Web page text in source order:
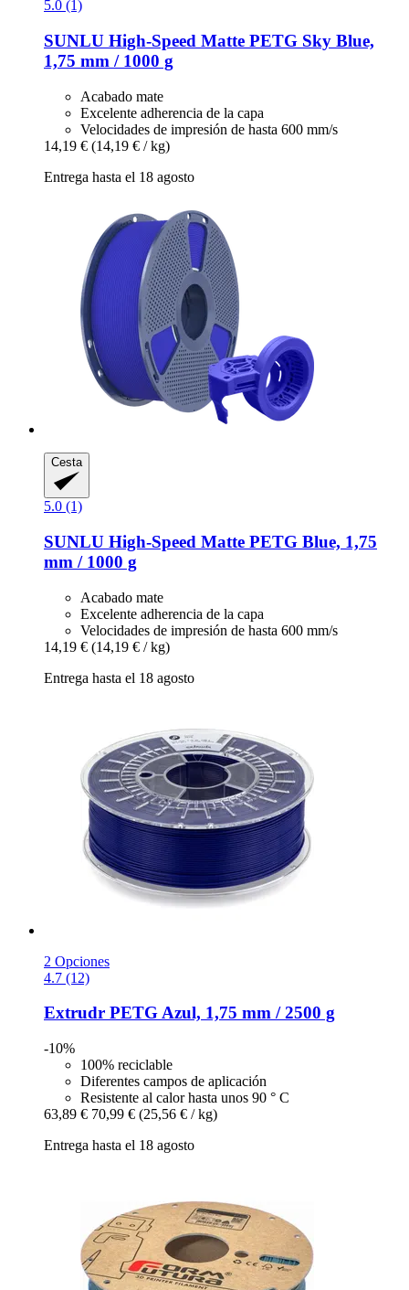
5.0 (1)
SUNLU High-​Speed Matte PETG Sky Blue,
1,75 mm / 1000 g
Acabado mate
Excelente adherencia de la capa
Velocidades de impresión de hasta 600 mm/s
14,19 € (14,19 € / kg)
Entrega hasta el 18 agosto
Cesta
5.0 (1)
SUNLU High-​Speed Matte PETG Blue, 1,75
mm / 1000 g
Acabado mate
Excelente adherencia de la capa
Velocidades de impresión de hasta 600 mm/s
14,19 € (14,19 € / kg)
Entrega hasta el 18 agosto
2 Opciones
4.7 (12)
Extrudr PETG Azul, 1,75 mm / 2500 g
-10%
100% reciclable
Diferentes campos de aplicación
Resistente al calor hasta unos 90 ° C
63,89 € 70,99 € (25,56 € / kg)
Entrega hasta el 18 agosto